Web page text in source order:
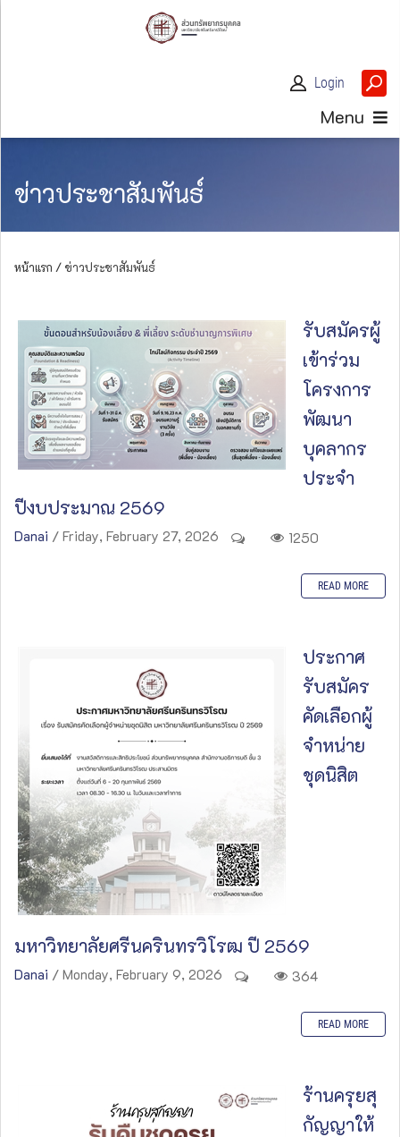
Login
Menu
ข่าวประชาสัมพันธ์
หน้าแรก / ข่าวประชาสัมพันธ์
รับสมัครผู้
เข้าร่วม
โครงการ
พัฒนา
บุคลากร
ประจำ
ปีงบประมาณ 2569
Danai / Friday, February 27, 2026 1250
READ MORE
ประกาศ
รับสมัคร
คัดเลือกผู้
จำหน่าย
ชุดนิสิต
มหาวิทยาลัยศรีนครินทรวิโรฒ ปี 2569
Danai / Monday, February 9, 2026 364
READ MORE
ร้านครุยสุ
กัญญาให้